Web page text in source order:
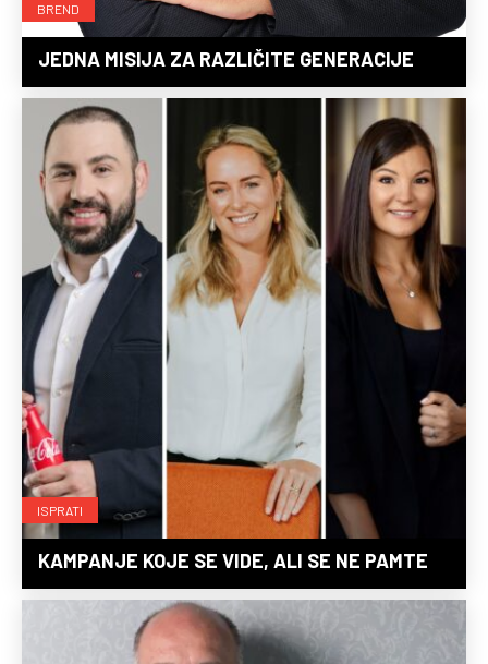
BREND
JEDNA MISIJA ZA RAZLIČITE GENERACIJE
ISPRATI
KAMPANJE KOJE SE VIDE, ALI SE NE PAMTE